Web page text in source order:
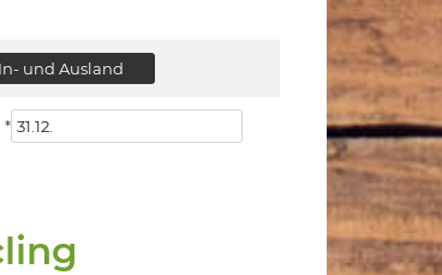
In- und Ausland
*